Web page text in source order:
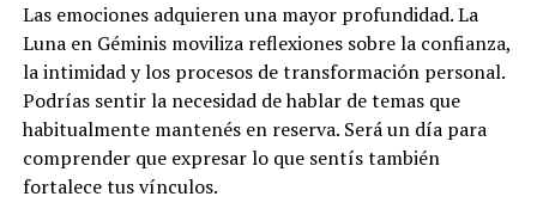
Las emociones adquieren una mayor profundidad. La
Luna en Géminis moviliza reflexiones sobre la confianza,
la intimidad y los procesos de transformación personal.
Podrías sentir la necesidad de hablar de temas que
habitualmente mantenés en reserva. Será un día para
comprender que expresar lo que sentís también
fortalece tus vínculos.